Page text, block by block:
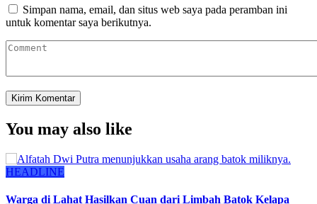
Simpan nama, email, dan situs web saya pada peramban ini
untuk komentar saya berikutnya.
You may also like
HEADLINE
Warga di Lahat Hasilkan Cuan dari Limbah Batok Kelapa